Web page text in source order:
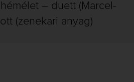
– duett (Marcel-
(zenekari anyag)